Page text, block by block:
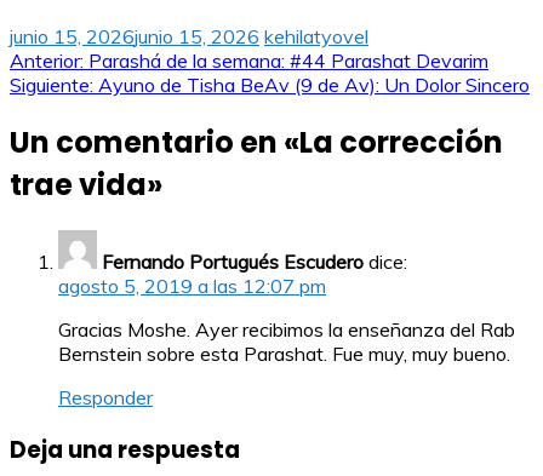
junio 15, 2026junio 15, 2026 kehilatyovel
Navegación
entradas
Anterior: Parashá de la semana: #44 Parashat Devarim
Siguiente: Ayuno de Tisha BeAv (9 de Av): Un Dolor Sincero
Un comentario en «La corrección
trae vida»
Fernando Portugués Escudero dice:
agosto 5, 2019 a las 12:07 pm
Gracias Moshe. Ayer recibimos la enseñanza del Rab
Bernstein sobre esta Parashat. Fue muy, muy bueno.
Responder
Deja una respuesta